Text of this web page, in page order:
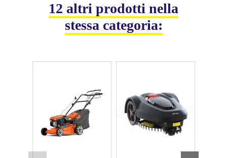
12 altri prodotti nella
stessa categoria: